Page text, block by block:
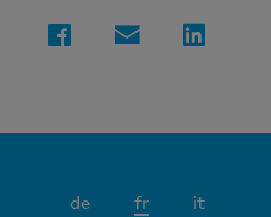
de frElément
it